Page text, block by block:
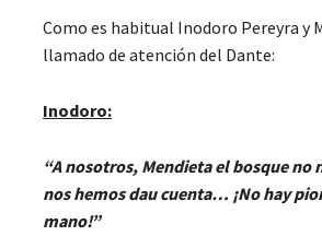
Como es habitual Inodoro Pereyra y
llamado de atención del Dante:
Inodoro:
“A nosotros, Mendieta el bosque no
nos hemos dau cuenta… ¡No hay
mano!”